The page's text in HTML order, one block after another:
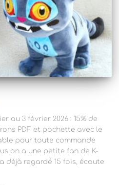
au 3 février 2026 : 15% de
PDF et pochette avec le
pour toute commande
on a une petite fan de K-
déjà regardé 15 fois, écoute